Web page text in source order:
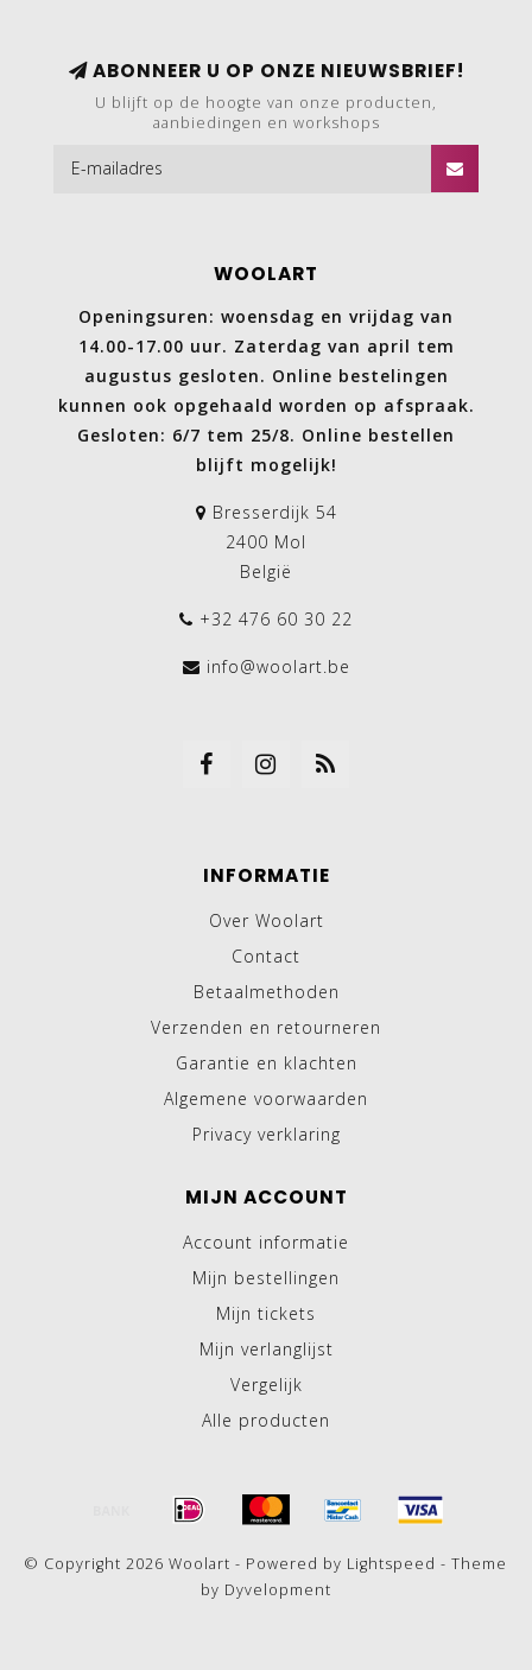
ABONNEER U OP ONZE NIEUWSBRIEF!
U blijft op de hoogte van onze producten,
aanbiedingen en workshops
WOOLART
Openingsuren: woensdag en vrijdag van
14.00-17.00 uur. Zaterdag van april tem
augustus gesloten. Online bestelingen
kunnen ook opgehaald worden op afspraak.
Gesloten: 6/7 tem 25/8. Online bestellen
blijft mogelijk!
Bresserdijk 54
2400 Mol
België
+32 476 60 30 22
info@woolart.be
INFORMATIE
Over Woolart
Contact
Betaalmethoden
Verzenden en retourneren
Garantie en klachten
Algemene voorwaarden
Privacy verklaring
MIJN ACCOUNT
Account informatie
Mijn bestellingen
Mijn tickets
Mijn verlanglijst
Vergelijk
Alle producten
© Copyright 2026 Woolart - Powered by Lightspeed - Theme
by Dyvelopment